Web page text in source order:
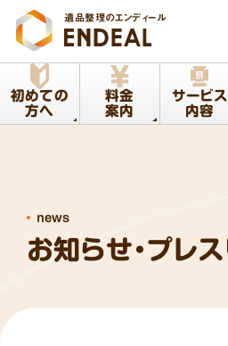
遺品整理のエンディール
初めての
方へ
料金
案内
サービス
内容
お知らせ・プレ
news